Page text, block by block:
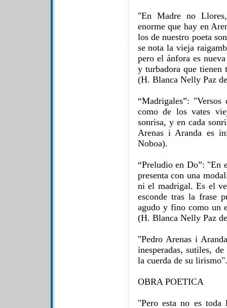
"En Madre no
enorme que hay en
los de nuestro poeta
se nota la vieja
pero el ánfora es
y turbadora que tienen
(H. Blanca Nelly Paz
“Madrigales”: "Versos
como de los vates
sonrisa, y en cada
Arenas i Aranda es
Noboa).
“Preludio en Do”: "En
presenta con una
ni el madrigal. Es el
esconde tras la frase
agudo y fino como un
(H. Blanca Nelly Paz
"Pedro Arenas i
inesperadas, sutiles,
la cuerda de su
OBRA POETICA
"Pero esta no es